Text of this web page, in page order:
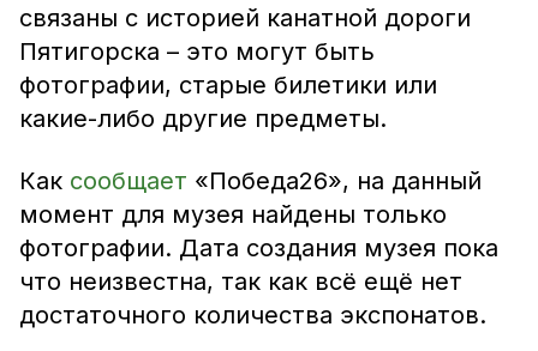
связаны с историей канатной дороги
Пятигорска – это могут быть
фотографии, старые билетики или
какие-либо другие предметы.
Как сообщает «Победа26», на данный
момент для музея найдены только
фотографии. Дата создания музея пока
что неизвестна, так как всё ещё нет
достаточного количества экспонатов.